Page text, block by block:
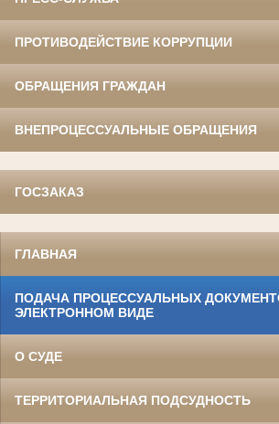
ПРОТИВОДЕЙСТВИЕ КОРРУПЦИИ
ОБРАЩЕНИЯ ГРАЖДАН
ВНЕПРОЦЕССУАЛЬНЫЕ ОБРАЩЕНИЯ
ГОСЗАКАЗ
ГЛАВНАЯ
ПОДАЧА ПРОЦЕССУАЛЬНЫХ
ЭЛЕКТРОННОМ ВИДЕ
О СУДЕ
ТЕРРИТОРИАЛЬНАЯ ПОДСУДНОСТЬ